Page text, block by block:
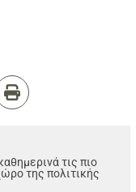
τις πιο
της πολιτικής